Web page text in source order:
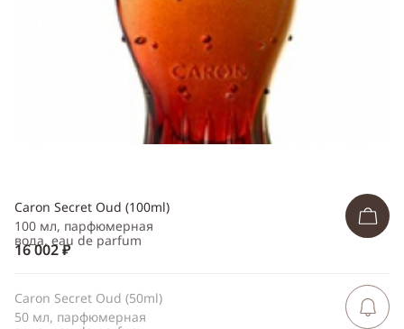
Viber
ВКонтакте
Caron Secret Oud (100ml)
100 мл, парфюмерная
вода, eau de parfum
16 002 ₽
Caron Secret Oud (50ml)
50 мл, парфюмерная
Сообщить